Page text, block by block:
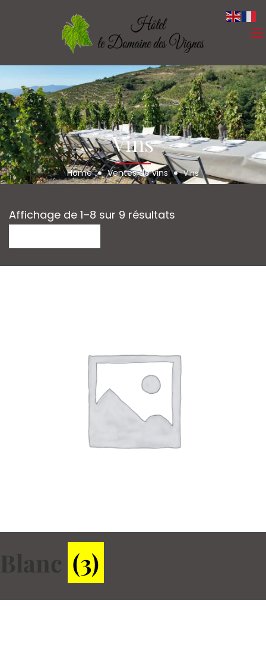
Vins
Home Ventes de vins Vins
Affichage de 1–8 sur 9 résultats
Blanc (3)